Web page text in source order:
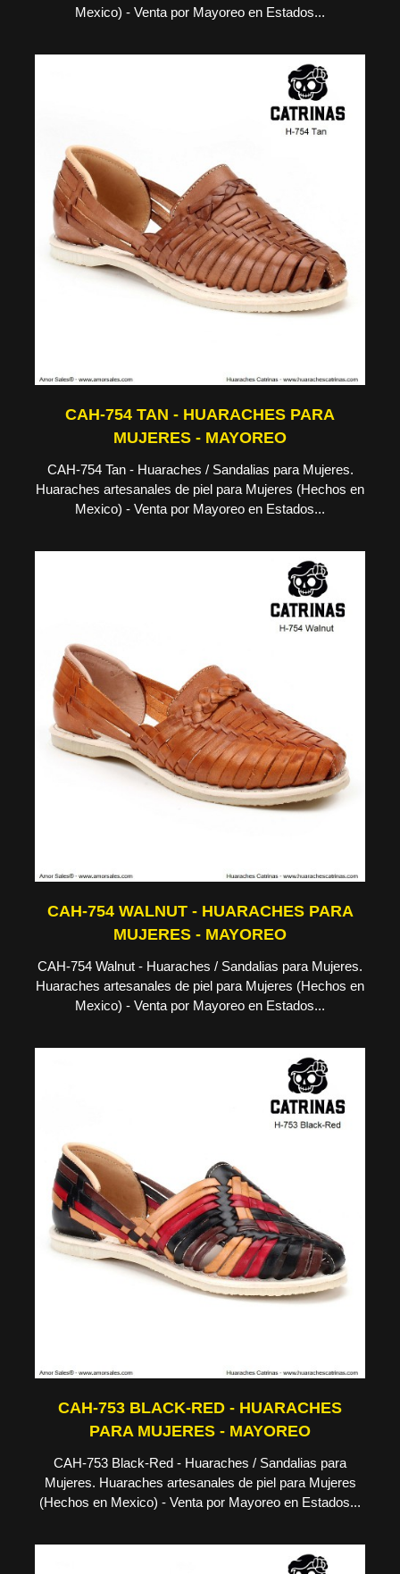
Mexico) - Venta por Mayoreo en Estados...
CAH-754 TAN - HUARACHES PARA
MUJERES - MAYOREO
CAH-754 Tan - Huaraches / Sandalias para Mujeres.
Huaraches artesanales de piel para Mujeres (Hechos en
Mexico) - Venta por Mayoreo en Estados...
CAH-754 WALNUT - HUARACHES PARA
MUJERES - MAYOREO
CAH-754 Walnut - Huaraches / Sandalias para Mujeres.
Huaraches artesanales de piel para Mujeres (Hechos en
Mexico) - Venta por Mayoreo en Estados...
CAH-753 BLACK-RED - HUARACHES
PARA MUJERES - MAYOREO
CAH-753 Black-Red - Huaraches / Sandalias para
Mujeres. Huaraches artesanales de piel para Mujeres
(Hechos en Mexico) - Venta por Mayoreo en Estados...